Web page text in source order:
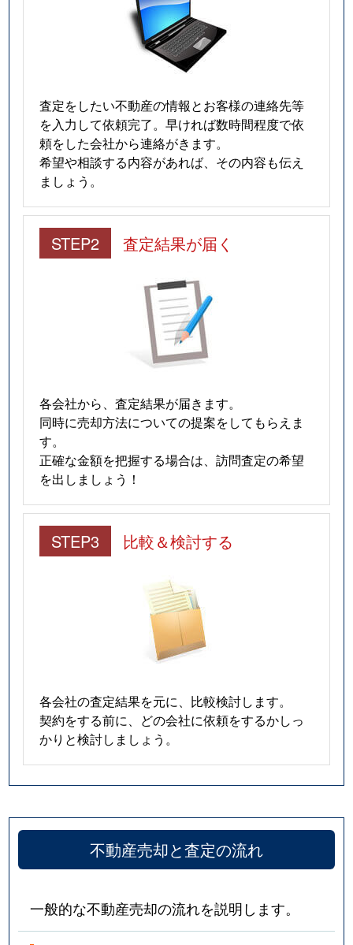
査定をしたい不動産の情報とお客様の連絡先等
を入力して依頼完了。早ければ数時間程度で依
頼をした会社から連絡がきます。
希望や相談する内容があれば、その内容も伝え
ましょう。
STEP2 査定結果が届く
各会社から、査定結果が届きます。
同時に売却方法についての提案をしてもらえま
す。
正確な金額を把握する場合は、訪問査定の希望
を出しましょう！
STEP3 比較＆検討する
各会社の査定結果を元に、比較検討します。
契約をする前に、どの会社に依頼をするかしっ
かりと検討しましょう。
不動産売却と査定の流れ
一般的な不動産売却の流れを説明します。